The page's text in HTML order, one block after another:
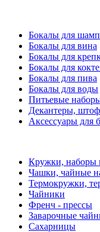
Бокалы для
Бокалы для вина
Бокалы для
Бокалы для
Бокалы для пива
Бокалы для воды
Питьевые
Декантеры,
Аксессуары для
Кружки, наборы
Чашки, чайные
Термокружки,
Чайники
Френч - прессы
Заварочные
Сахарницы